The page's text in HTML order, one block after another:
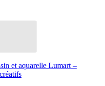
et aquarelle Lumart –